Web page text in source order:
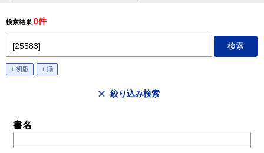
検索結果 0件
+ 初版 + 揃
絞り込み検索
書名